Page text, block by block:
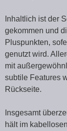
Inhaltlich ist der
gekommen und
Pluspunkten,
genutzt wird.
mit
subtile Features
Rückseite.
Insgesamt
hält im